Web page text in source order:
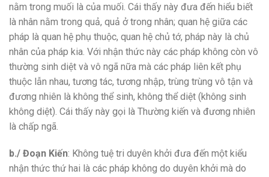
nằm trong muối là của muối. Cái thấy này đưa đến hiểu biết
là nhân nằm trong quả, quả ở trong nhân; quan hệ giữa các
pháp là quan hệ phụ thuộc, quan hệ chủ tớ, pháp này là chủ
nhân của pháp kia. Với nhận thức này các pháp không còn vô
thường sinh diệt và vô ngã nữa mà các pháp liên kết phụ
thuộc lẫn nhau, tương tác, tương nhập, trùng trùng vô tận và
đương nhiên là không thể sinh, không thể diệt (không sinh
không diệt). Cái thấy này gọi là Thường kiến và đương nhiên
là chấp ngã.
b./ Đoạn Kiến: Không tuệ tri duyên khởi đưa đến một kiểu
nhận thức thứ hai là các pháp không do duyên khởi mà do